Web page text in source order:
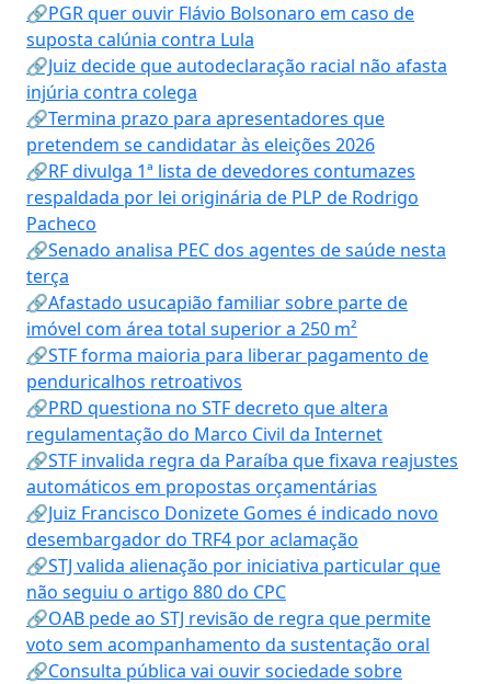
🔗PGR quer ouvir Flávio Bolsonaro em caso de
suposta calúnia contra Lula
🔗Juiz decide que autodeclaração racial não afasta
injúria contra colega
🔗Termina prazo para apresentadores que
pretendem se candidatar às eleições 2026
🔗RF divulga 1ª lista de devedores contumazes
respaldada por lei originária de PLP de Rodrigo
Pacheco
🔗Senado analisa PEC dos agentes de saúde nesta
terça
🔗Afastado usucapião familiar sobre parte de
imóvel com área total superior a 250 m²
🔗STF forma maioria para liberar pagamento de
penduricalhos retroativos
🔗PRD questiona no STF decreto que altera
regulamentação do Marco Civil da Internet
🔗STF invalida regra da Paraíba que fixava reajustes
automáticos em propostas orçamentárias
🔗Juiz Francisco Donizete Gomes é indicado novo
desembargador do TRF4 por aclamação
🔗STJ valida alienação por iniciativa particular que
não seguiu o artigo 880 do CPC
🔗OAB pede ao STJ revisão de regra que permite
voto sem acompanhamento da sustentação oral
🔗Consulta pública vai ouvir sociedade sobre